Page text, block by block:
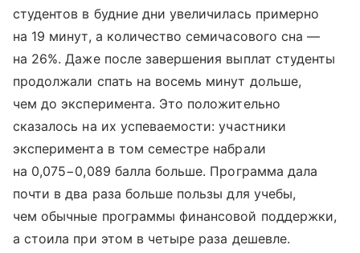
студентов в будние дни увеличилась примерно
на 19 минут, а количество семичасового сна —
на 26%. Даже после завершения выплат студенты
продолжали спать на восемь минут дольше,
чем до эксперимента. Это положительно
сказалось на их успеваемости: участники
эксперимента в том семестре набрали
на 0,075−0,089 балла больше. Программа дала
почти в два раза больше пользы для учебы,
чем обычные программы финансовой поддержки,
а стоила при этом в четыре раза дешевле.